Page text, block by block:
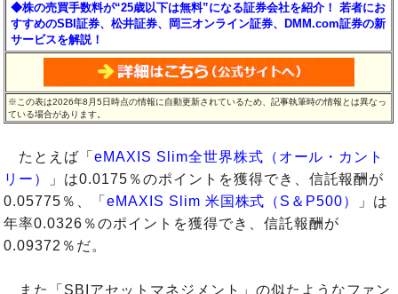
◆株の売買手数料が“25歳以下は無料”になる証券会社を紹介！ 若者にお
すすめのSBI証券、松井証券、岡三オンライン証券、DMM.com証券の新
サービスを解説！
※この表は2026年8月5日時点の情報に自動更新されているため、記事執筆時の情報とは異なっ
ている場合があります。
たとえば「eMAXIS Slim全世界株式（オール・カント
リー）
」は0.0175％のポイントを獲得でき、信託報酬が
0.05775％、「eMAXIS Slim 米国株式（S＆P500）
」は
年率0.0326％のポイントを獲得でき、信託報酬が
0.09372％だ。
また「SBIアセットマネジメント」の似たようなファン